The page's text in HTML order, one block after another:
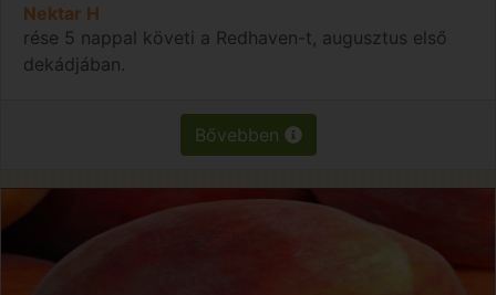
Nektar H
rése 5 nappal követi a Redhaven-t, augusztus első
dekádjában.
Bővebben